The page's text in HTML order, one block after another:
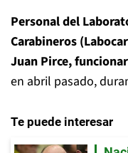
Personal del
Carabineros
Juan Pirce,
en abril pasado,
Te puede interesar